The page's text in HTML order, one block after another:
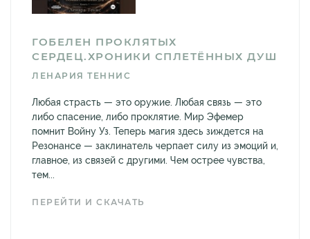
ГОБЕЛЕН ПРОКЛЯТЫХ
СЕРДЕЦ.ХРОНИКИ СПЛЕТЁННЫХ ДУШ
ЛЕНАРИЯ ТЕННИС
Любая страсть — это оружие. Любая связь — это
либо спасение, либо проклятие. Мир Эфемер
помнит Войну Уз. Теперь магия здесь зиждется на
Резонансе — заклинатель черпает силу из эмоций и,
главное, из связей с другими. Чем острее чувства,
тем...
ПЕРЕЙТИ И СКАЧАТЬ